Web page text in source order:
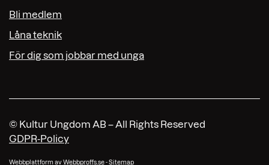
Bli medlem
Låna teknik
För dig som jobbar med unga
© Kultur Ungdom AB – All Rights Reserved
GDPR-Policy
Webbplattform avWebbproffs.se-Sitemap